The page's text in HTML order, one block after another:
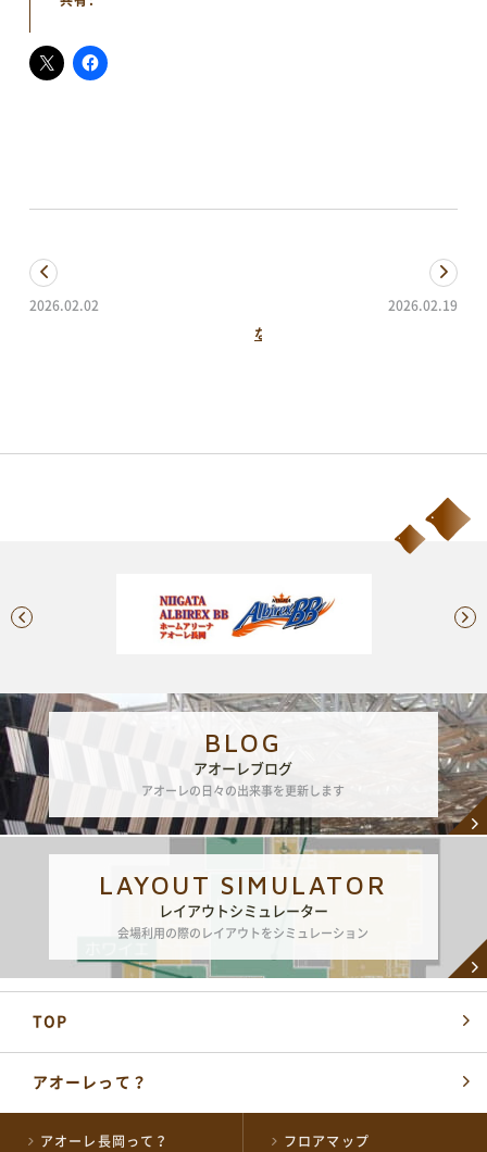
2026.02.02 2026.02.19
BLOG
アオーレブログ
アオーレの日々の出来事を更新します
LAYOUT SIMULATOR
レイアウトシミュレーター
会場利用の際のレイアウトをシミュレーション
TOP
アオーレって？
アオーレ長岡って？ フロアマップ
ご意見・お問い合わせ